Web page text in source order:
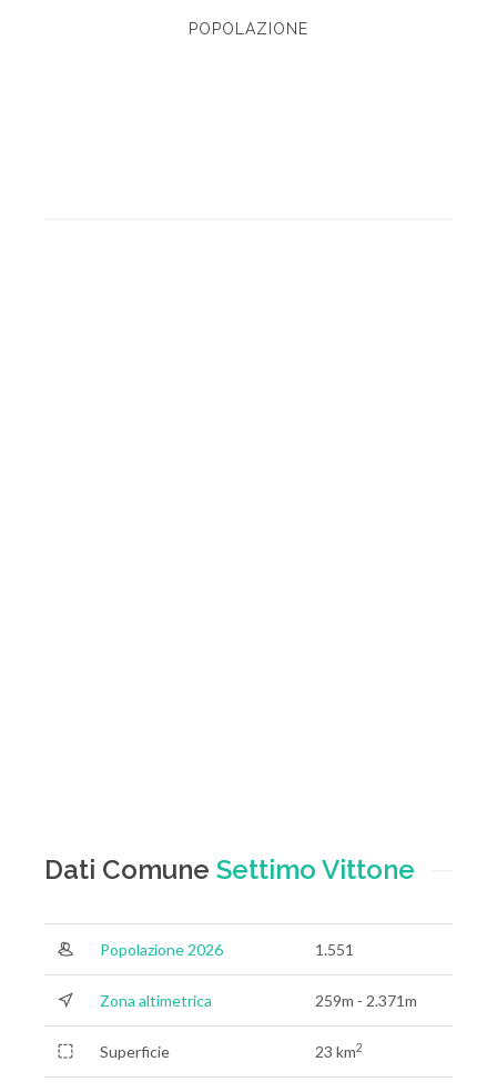
POPOLAZIONE
Dati Comune Settimo Vittone
Popolazione 2026 1.551
Zona altimetrica 259m - 2.371m
Superficie 23 km2